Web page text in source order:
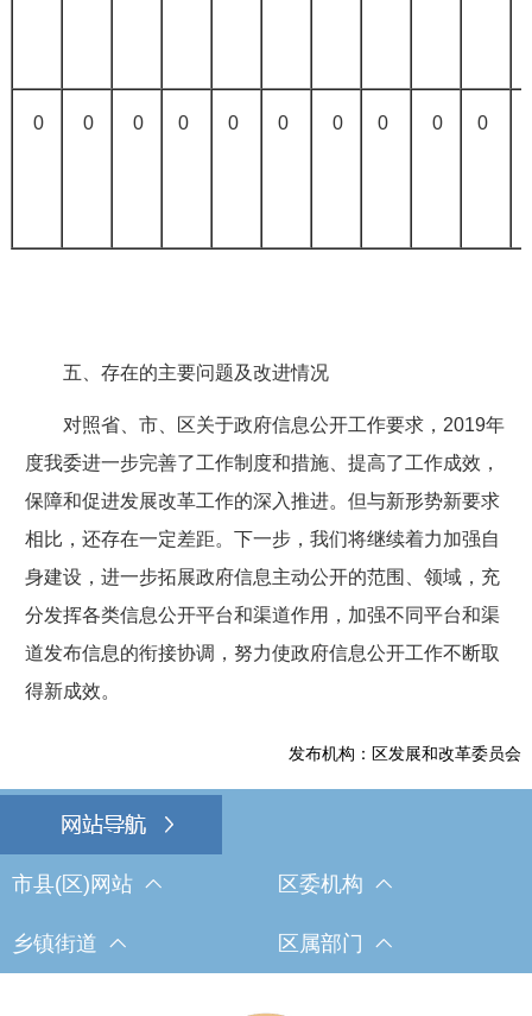
0 0 0 0 0 0 0 0 0 0
五、存在的主要问题及改进情况
对照省、市、区关于政府信息公开工作要求，2019年
度我委进一步完善了工作制度和措施、提高了工作成效，
保障和促进发展改革工作的深入推进。但与新形势新要求
相比，还存在一定差距。下一步，我们将继续着力加强自
身建设，进一步拓展政府信息主动公开的范围、领域，充
分发挥各类信息公开平台和渠道作用，加强不同平台和渠
道发布信息的衔接协调，努力使政府信息公开工作不断取
得新成效。
发布机构：区发展和改革委员会
市县(区)网站 区委机构
乡镇街道 区属部门